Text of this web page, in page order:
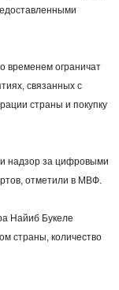
временем ограничат
связанных с
страны и покупку
надзор за цифровыми
отметили в МВФ.
Найиб Букеле
страны, количество